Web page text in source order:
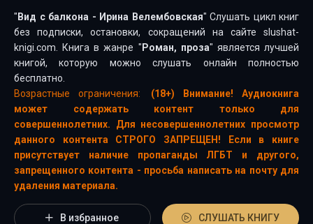
" Вид с балкона - Ирина Велембовская" Слушать цикл книг
без подписки, остановки, сокращений на сайте slushat-
knigi.com. Книга в жанре " Роман, проза" является лучшей
книгой, которую можно слушать онлайн полностью
бесплатно.
Возрастные ограничения:
(18+) Внимание! Аудиокнига
может содержать контент только для
совершеннолетних. Для несовершеннолетних просмотр
данного контента СТРОГО ЗАПРЕЩЕН! Если в книге
присутствует наличие пропаганды ЛГБТ и другого,
запрещенного контента - просьба написать на почту для
удаления материала.
В избранное СЛУШАТЬ КНИГУ